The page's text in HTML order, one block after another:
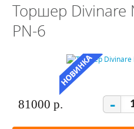
Торшер Divinare
PN-6
81000 р. -